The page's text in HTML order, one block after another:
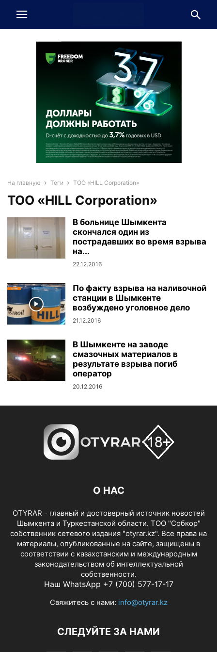
На главную Теги ТОО «HILL Corporation»
ТОО «HILL Corporation»
В больнице Шымкента
скончался один из
пострадавших во время взрыва
на...
22.12.2016
По факту взрыва на наливочной
станции в Шымкенте
возбуждено уголовное дело
21.12.2016
В Шымкенте на заводе
смазочных материалов в
результате взрыва погиб
оператор
20.12.2016
О НАС
OTYRAR - главный и достоверный источник новостей
Шымкента и Туркестанской области. ТОО "Собкор"
собственник сетевого издания "otyrar.kz". Все права на
материалы, опубликованные на сайте, защищены в
соответствии с казахстанским и международным
законодательством об интеллектуальной
собственности.
Наш WhatsApp +7 (700) 577-17-17
Свяжитесь с нами: info@otyrar.kz
СЛЕДУЙТЕ ЗА НАМИ